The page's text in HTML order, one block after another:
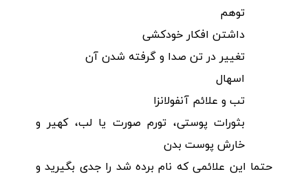
توهم
داشتن افکار خودکشی
تغییر در تن صدا و گرفته شدن آن
اسهال
تب و علائم آنفولانزا
بثورات پوستی، تورم صورت یا لب، کهیر و
خارش پوست بدن
حتما این علائمی که نام برده شد را جدی بگیرید و